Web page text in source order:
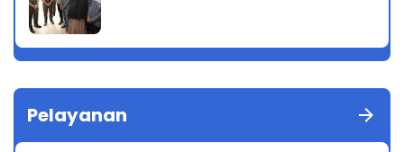
Pelayanan